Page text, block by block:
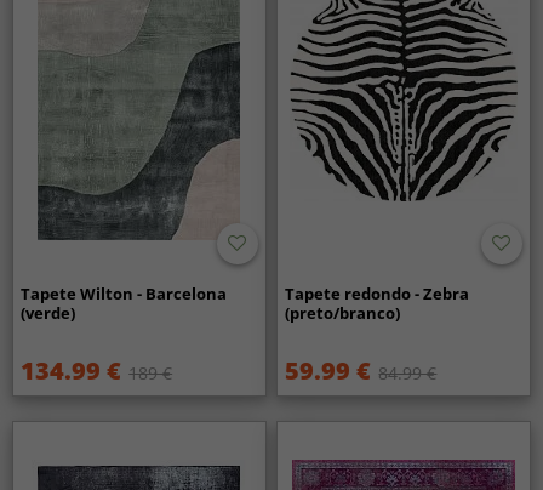
Tapete Wilton - Barcelona
(verde)
134.99 € 189 €
Tapete redondo - Zebra
(preto/branco)
59.99 € 84.99 €